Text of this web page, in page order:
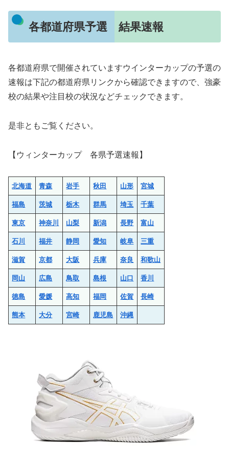
各都道府県予選 結果速報
各都道府県で開催されていますウインターカップの予選の
速報は下記の都道府県リンクから確認できますので、強豪
校の結果や注目校の状況などチェックできます。
是非ともご覧ください。
【ウィンターカップ 各県予選速報】
北海道 青森 岩手 秋田 山形 宮城
福島 茨城 栃木 群馬 埼玉 千葉
東京 神奈川 山梨 新潟 長野 富山
石川 福井 静岡 愛知 岐阜 三重
滋賀 京都 大阪 兵庫 奈良 和歌山
岡山 広島 鳥取 島根 山口 香川
徳島 愛媛 高知 福岡 佐賀 長崎
熊本 大分 宮崎 鹿児島 沖縄